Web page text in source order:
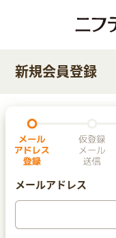
新規会員登録
メールアドレス